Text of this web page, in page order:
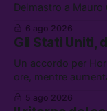
Delmastro a
attacchi in Libano,
flessibilità in armi e
abbandonata
6 ago 2026
Gli Stati Uniti,
Un accordo per
ore, mentre
chi aspetta i
5 ago 2026